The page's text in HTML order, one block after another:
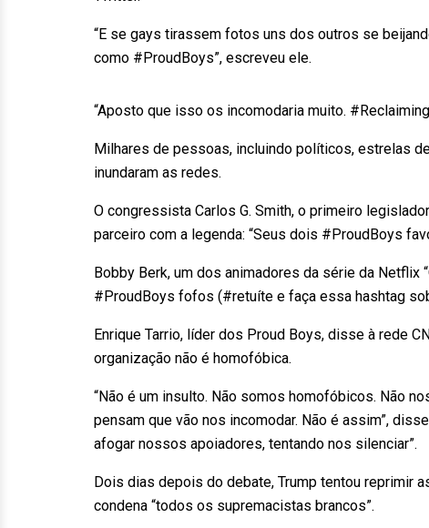
“E se gays tirassem fotos uns dos outros se
como #ProudBoys”, escreveu ele.
“Aposto que isso os incomodaria muito.
Milhares de pessoas, incluindo políticos, estrelas
inundaram as redes.
O congressista Carlos G. Smith, o primeiro
parceiro com a legenda: “Seus dois #ProudBoys
Bobby Berk, um dos animadores da série da Netflix
#ProudBoys fofos (#retuíte e faça essa hashtag
Enrique Tarrio, líder dos Proud Boys, disse à rede
organização não é homofóbica.
“Não é um insulto. Não somos homofóbicos. Não
pensam que vão nos incomodar. Não é assim”,
afogar nossos apoiadores, tentando nos silenciar”.
Dois dias depois do debate, Trump tentou reprimir
condena “todos os supremacistas brancos”.